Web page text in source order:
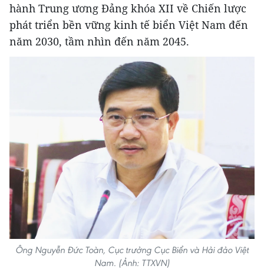
hành Trung ương Đảng khóa XII về Chiến lược
phát triển bền vững kinh tế biển Việt Nam đến
năm 2030, tầm nhìn đến năm 2045.
Ông Nguyễn Đức Toàn, Cục trưởng Cục Biển và Hải đảo Việt
Nam. (Ảnh: TTXVN)